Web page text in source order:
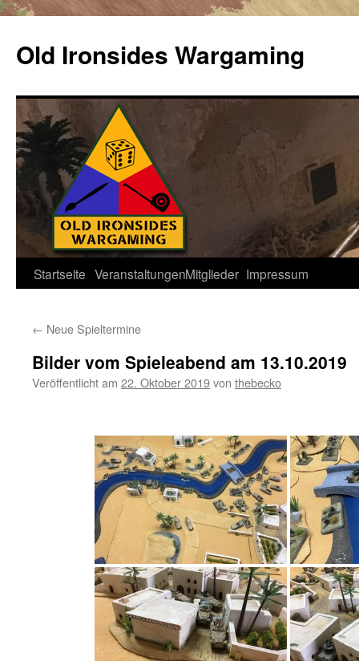
springen
Old Ironsides Wargaming
Startseite VeranstaltungenMitglieder Impressum
← Neue Spieltermine
Bilder vom Spieleabend am 13.10.2019
Veröffentlicht am 22. Oktober 2019von thebecko